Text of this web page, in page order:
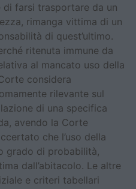
farsi trasportare da un
rimanga vittima di un
di quest’ultimo.
ritenuta immune da
al mancato uso della
considera
rilevante sul
di una specifica
avendo la Corte
che l’uso della
grado di probabilità,
dall’abitacolo. Le altre
e criteri tabellari